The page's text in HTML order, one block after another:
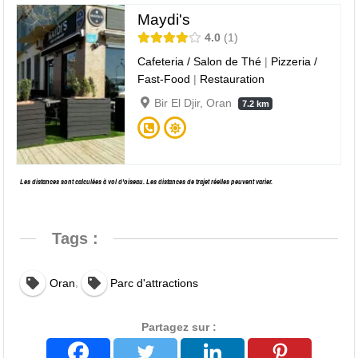
Maydi's
4.0
1
Cafeteria / Salon de Thé | Pizzeria /
Fast-Food | Restauration
Bir El Djir, Oran
7.2 km
Les distances sont calculées à vol d’oiseau. Les distances de trajet réelles peuvent varier.
Tags :
Oran , Parc d'attractions
Partagez sur :